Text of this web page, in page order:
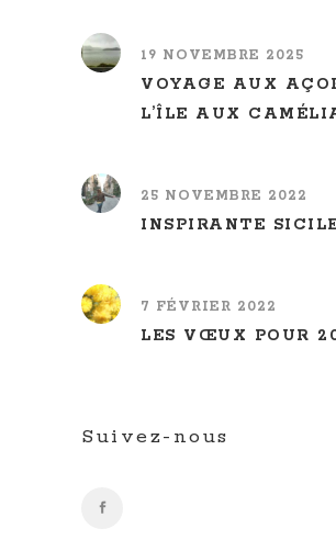
19 NOVEMBRE 2025
VOYAGE AUX
L’ÎLE AUX
25 NOVEMBRE 2022
INSPIRANTE
7 FÉVRIER 2022
LES VŒUX POUR
Suivez-nous